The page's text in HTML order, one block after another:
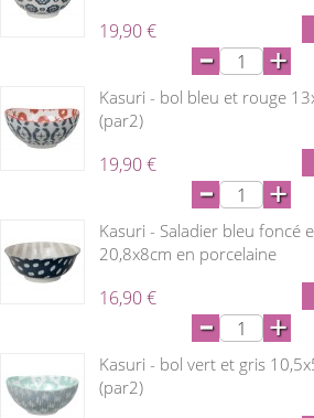
19,90 € - +
Kasuri - bol bleu et rouge
(par2)
19,90 € - +
Kasuri - Saladier bleu foncé
20,8x8cm en porcelaine
16,90 € - +
Kasuri - bol vert et gris
(par2)